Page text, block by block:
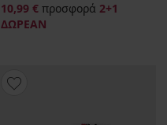
10,99 € προσφορά 2+1
ΔΩΡΕΑΝ